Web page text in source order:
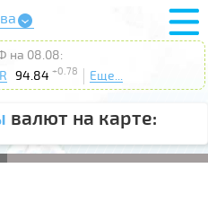
на 08.08:
94.84 +0.78 Еще...
валют на карте:
EUR